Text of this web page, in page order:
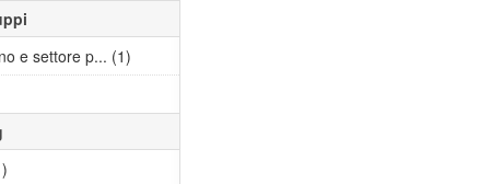
e settore p... (1)